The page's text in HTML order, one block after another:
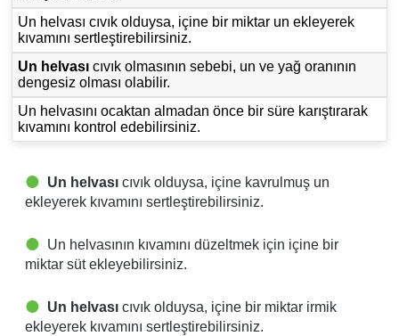
Un helvası cıvık olduysa, içine bir miktar un ekleyerek
kıvamını sertleştirebilirsiniz.
Un helvası cıvık olmasının sebebi, un ve yağ oranının
dengesiz olması olabilir.
Un helvasını ocaktan almadan önce bir süre karıştırarak
kıvamını kontrol edebilirsiniz.
Un helvası cıvık olduysa, içine kavrulmuş un
ekleyerek kıvamını sertleştirebilirsiniz.
Un helvasının kıvamını düzeltmek için içine bir
miktar süt ekleyebilirsiniz.
Un helvası cıvık olduysa, içine bir miktar irmik
ekleyerek kıvamını sertleştirebilirsiniz.